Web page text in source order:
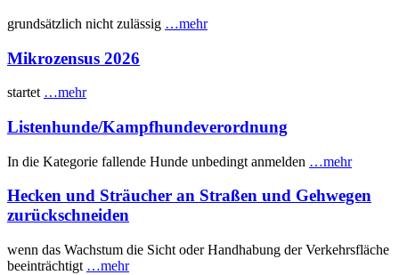
grundsätzlich nicht zulässig …mehr
Mikrozensus 2026
startet …mehr
Listenhunde/Kampfhundeverordnung
In die Kategorie fallende Hunde unbedingt anmelden …mehr
Hecken und Sträucher an Straßen und Gehwegen
zurückschneiden
wenn das Wachstum die Sicht oder Handhabung der Verkehrsfläche
beeinträchtigt …mehr